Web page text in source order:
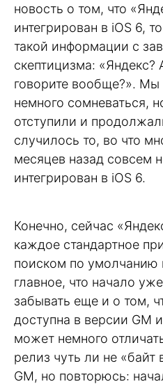
новость о том, что
интегрирован в iOS 6,
такой информации с
скептицизма: «Яндекс?
говорите вообще?».
немного сомневаться,
отступили и
случилось то, во что
месяцев назад совсем
интегрирован в iOS 6.
Конечно, сейчас
каждое стандартное
поиском по умолчанию
главное, что начало
забывать еще и о том,
доступна в версии GM
может немного
релиз чуть ли не «байт
GM, но повторюсь: